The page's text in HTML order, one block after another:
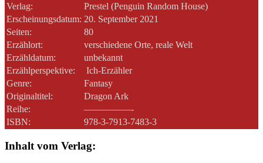
Verlag:
Prestel (Penguin Random House)
Erscheinungsdatum: 20. September 2021
Seiten:
80
Erzählort:
verschiedene Orte, reale Welt
Erzähldatum:
unbekannt
Erzählperspektive:
Ich-Erzähler
Genre:
Fantasy
Originaltitel:
Dragon Ark
Reihe:
—————-
ISBN:
978-3-7913-7483-3
Inhalt vom Verlag: